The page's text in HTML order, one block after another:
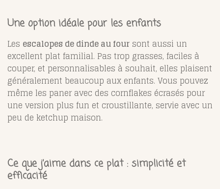
Une option idéale pour les enfants
Les escalopes de dinde au four sont aussi un
excellent plat familial. Pas trop grasses, faciles à
couper, et personnalisables à souhait, elles plaisent
généralement beaucoup aux enfants. Vous pouvez
même les paner avec des cornflakes écrasés pour
une version plus fun et croustillante, servie avec un
peu de ketchup maison.
Ce que j’aime dans ce plat : simplicité et
efficacité